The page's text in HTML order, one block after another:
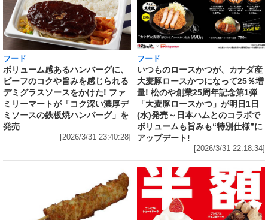
フード
ボリューム感あるハンバーグに、
ビーフのコクや旨みを感じられる
デミグラスソースをかけた! ファ
ミリーマートが「コク深い濃厚デ
ミソースの鉄板焼ハンバーグ」を
発売
[2026/3/31 23:40:28]
フード
いつものロースかつが、カナダ産
大麦豚ロースかつになって25％増
量! 松のや創業25周年記念第1弾
「大麦豚ロースかつ」が明日1日
(水)発売～日本ハムとのコラボで
ボリュームも旨みも“特別仕様”に
アップデート!
[2026/3/31 22:18:34]